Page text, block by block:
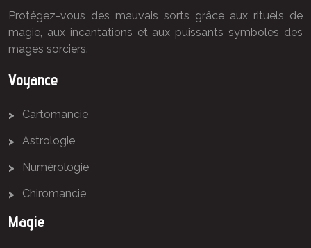
Protégez-vous des mauvais sorts grâce aux rituels de
magie, aux incantations et aux puissants symboles des
mages sorciers.
Voyance
Cartomancie
Astrologie
Numérologie
Chiromancie
Magie